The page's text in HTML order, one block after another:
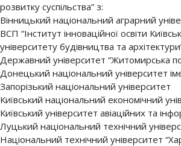
розвитку суспільства” з:
Вінницький національний аграрний
ВСП “Інститут інноваційної освіти
університету будівництва та
Державний університет “Житомирська
Донецький національний університет
Запорізький національний університет
Київський національний економічний
Київський університет авіаційних та
Луцький національний технічний
Національний технічний університет